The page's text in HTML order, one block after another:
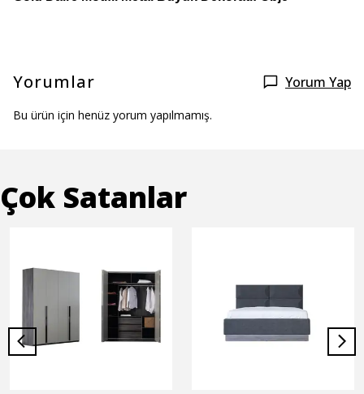
Yorumlar Yorum Yap
Bu ürün için henüz yorum yapılmamış.
Çok Satanlar